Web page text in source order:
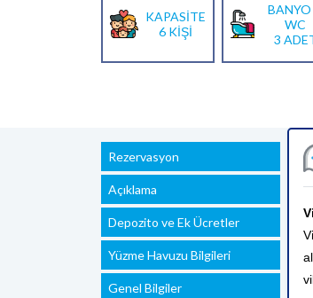
KAPASİTE
6 KİŞİ
BANYO
WC
3
Rezervasyon
Açıklama
Depozito ve Ek Ücretler
Yüzme Havuzu Bilgileri
Genel Bilgiler